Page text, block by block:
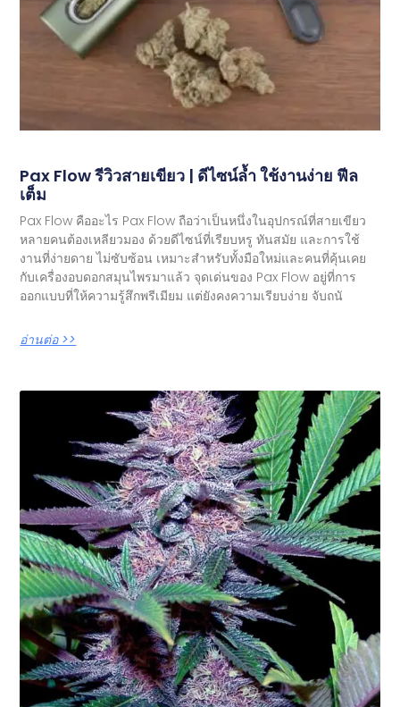
Pax Flow รีวิวสายเขียว | ดีไซน์ล้ำ ใช้งานง่าย ฟีล
เต็ม
Pax Flow คืออะไร Pax Flow ถือว่าเป็นหนึ่งในอุปกรณ์ที่สายเขียว
หลายคนต้องเหลียวมอง ด้วยดีไซน์ที่เรียบหรู ทันสมัย และการใช้
งานที่ง่ายดาย ไม่ซับซ้อน เหมาะสำหรับทั้งมือใหม่และคนที่คุ้นเคย
กับเครื่องอบดอกสมุนไพรมาแล้ว จุดเด่นของ Pax Flow อยู่ที่การ
ออกแบบที่ให้ความรู้สึกพรีเมียม แต่ยังคงความเรียบง่าย จับถนั
อ่านต่อ >>